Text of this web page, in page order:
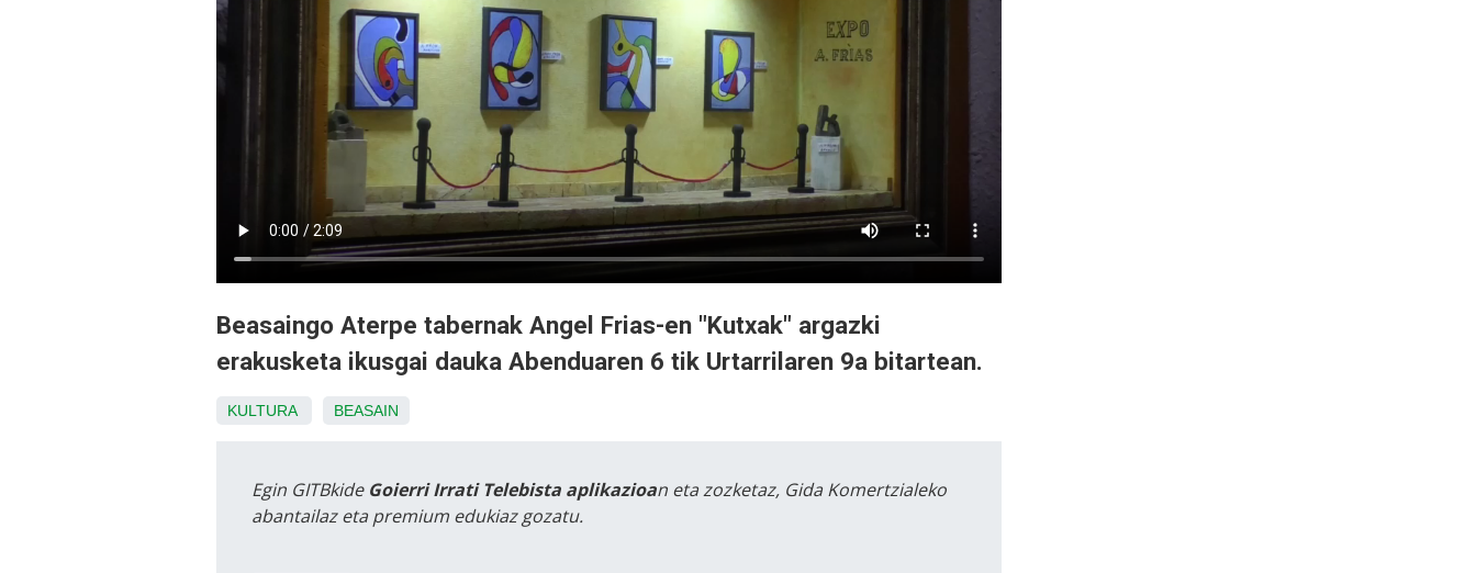
Beasaingo Aterpe tabernak Angel Frias-en "Kutxak" argazki
erakusketa ikusgai dauka Abenduaren 6 tik Urtarrilaren 9a bitartean.
KULTURA BEASAIN
Egin GITBkide Goierri Irrati Telebista aplikazioan eta zozketaz, Gida Komertzialeko
abantailaz eta premium edukiaz gozatu.